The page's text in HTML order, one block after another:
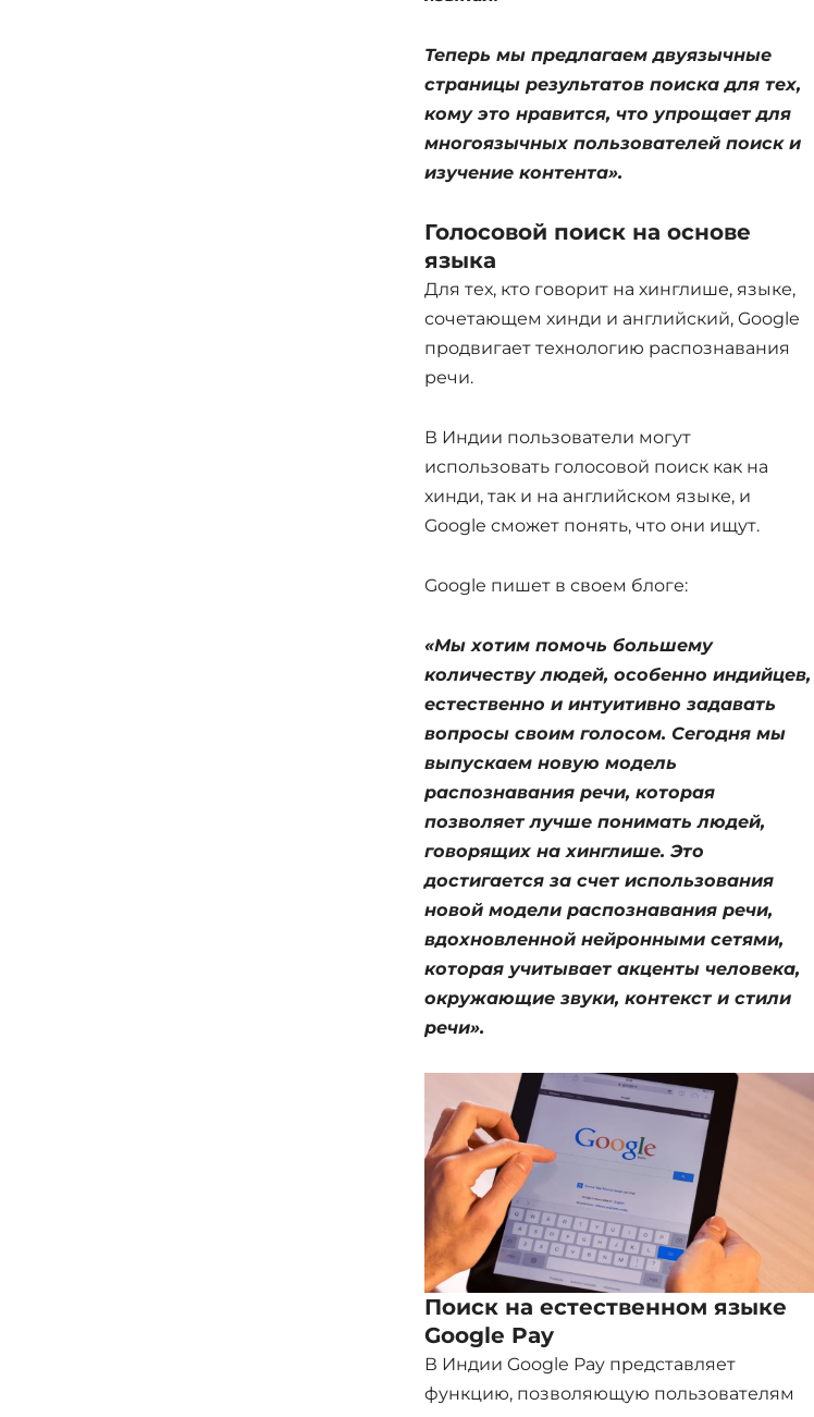
Теперь мы предлагаем двуязычные
страницы результатов поиска для тех,
кому это нравится, что упрощает для
многоязычных пользователей поиск и
изучение контента».
Голосовой поиск на основе
языка
Для тех, кто говорит на хинглише, языке,
сочетающем хинди и английский, Google
продвигает технологию распознавания
речи.
В Индии пользователи могут
использовать голосовой поиск как на
хинди, так и на английском языке, и
Google сможет понять, что они ищут.
Google пишет в своем блоге:
«Мы хотим помочь большему
количеству людей, особенно индийцев,
естественно и интуитивно задавать
вопросы своим голосом. Сегодня мы
выпускаем новую модель
распознавания речи, которая
позволяет лучше понимать людей,
говорящих на хинглише. Это
достигается за счет использования
новой модели распознавания речи,
вдохновленной нейронными сетями,
которая учитывает акценты человека,
окружающие звуки, контекст и стили
речи».
Поиск на естественном языке
Google Pay
В Индии Google Pay представляет
функцию, позволяющую пользователям